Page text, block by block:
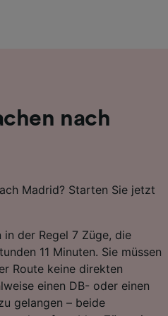
nach
Madrid? Starten Sie jetzt
der Regel 7 Züge, die
11 Minuten. Sie müssen
Route keine direkten
einen DB- oder einen
gelangen – beide